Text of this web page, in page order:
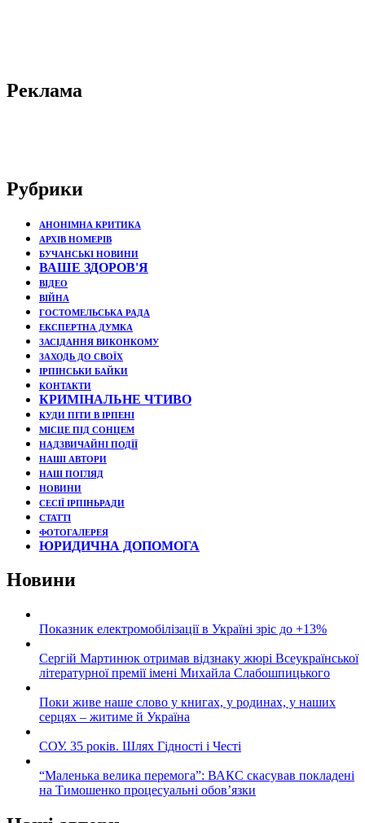
Реклама
Рубрики
АНОНІМНА КРИТИКА
АРХІВ НОМЕРІВ
БУЧАНСЬКІ НОВИНИ
ВАШЕ ЗДОРОВ'Я
ВІДЕО
ВІЙНА
ГОСТОМЕЛЬСЬКА РАДА
ЕКСПЕРТНА ДУМКА
ЗАСІДАННЯ ВИКОНКОМУ
ЗАХОДЬ ДО СВОЇХ
ІРПІНСЬКИ БАЙКИ
КОНТАКТИ
КРИМІНАЛЬНЕ ЧТИВО
КУДИ ПІТИ В ІРПЕНІ
МІСЦЕ ПІД СОНЦЕМ
НАДЗВИЧАЙНІ ПОДЇЇ
НАШІ АВТОРИ
НАШ ПОГЛЯД
НОВИНИ
СЕСІЇ ІРПІНЬРАДИ
СТАТТІ
ФОТОГАЛЕРЕЯ
ЮРИДИЧНА ДОПОМОГА
Новини
Показник електромобілізації в Україні зріс до +13%
Сергій Мартинюк отримав відзнаку жюрі Всеукраїнської
літературної премії імені Михайла Слабошпицького
Поки живе наше слово у книгах, у родинах, у наших
серцях – житиме й Україна
СОУ. 35 років. Шлях Гідності і Честі
“Маленька велика перемога”: ВАКС скасував покладені
на Тимошенко процесуальні обов’язки